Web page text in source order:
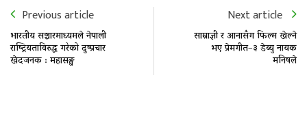
Previous article
भारतीय सञ्चारमाध्यमले नेपाली
राष्ट्रियताविरुद्ध गरेको दुष्प्रचार
खेदजनक : महासङ्घ
Next article
साम्राज्ञी र आनासँग फिल्म खेल्ने
भए प्रेमगीत–३ डेब्यु नायक
मनिषले